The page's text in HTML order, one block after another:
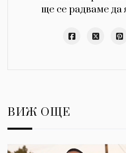
ще се радваме да
ВИЖ ОЩЕ